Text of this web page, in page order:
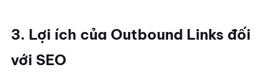
3. Lợi ích của Outbound Links đối
với SEO